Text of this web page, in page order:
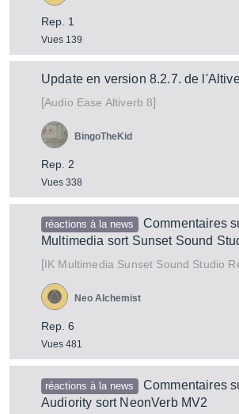
Rep. 1
Vues 139
Update en version 8.2.7. de
[Audio Ease Altiverb 8]
Rep. 2
Vues 338
BingoTheKid
réactions à la news
Commentaires
Multimedia sort Sunset Sound
[ IK Multimedia Sunset Sound Studio
Rep. 6
Vues 481
Neo Alchemist
réactions à la news
Commentaires
Audiority sort NeonVerb MV2